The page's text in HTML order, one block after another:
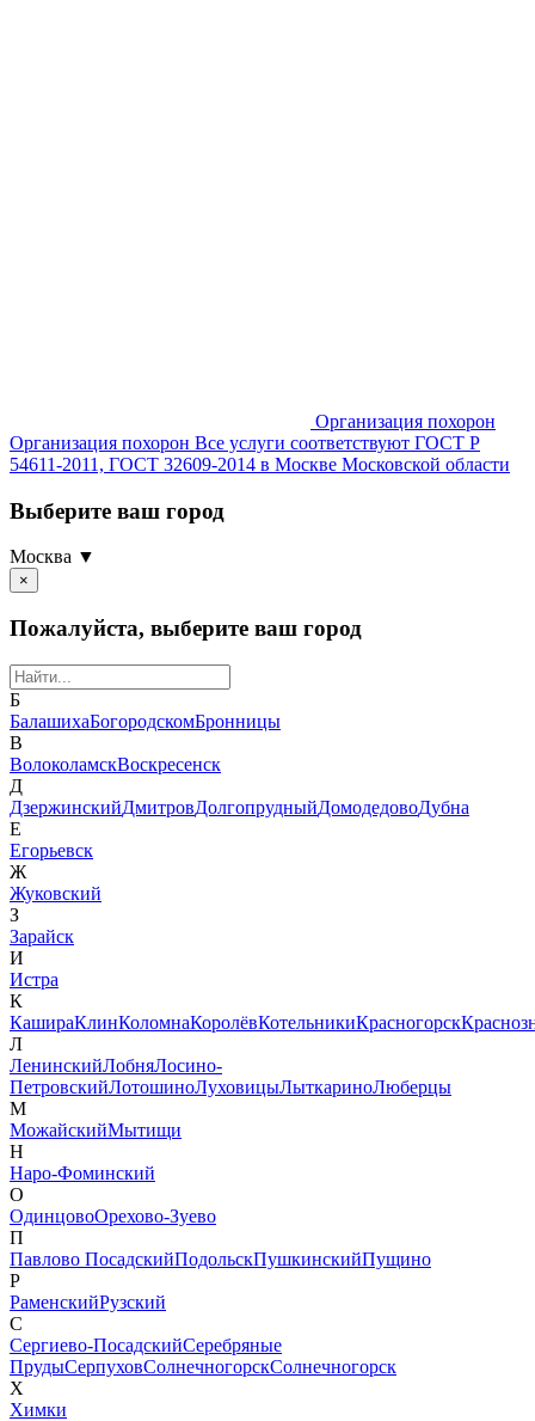
Организация похорон
Организация похорон Все услуги соответствуют ГОСТ Р
54611-2011, ГОСТ 32609-2014 в Москве Московской области
Выберите ваш город
Москва ▼
×
Пожалуйста, выберите ваш город
Б
БалашихаБогородскомБронницы
В
ВолоколамскВоскресенск
Д
ДзержинскийДмитровДолгопрудныйДомодедовоДубна
Е
Егорьевск
Ж
Жуковский
З
Зарайск
И
Истра
К
КашираКлинКоломнаКоролёвКотельникиКрасногорск
Л
ЛенинскийЛобняЛосино-
ПетровскийЛотошиноЛуховицыЛыткариноЛюберцы
М
МожайскийМытищи
Н
Наро-Фоминский
О
ОдинцовоОрехово-Зуево
П
Павлово ПосадскийПодольскПушкинскийПущино
Р
РаменскийРузский
С
Сергиево-ПосадскийСеребряные
ПрудыСерпуховСолнечногорскСолнечногорск
Х
Химки